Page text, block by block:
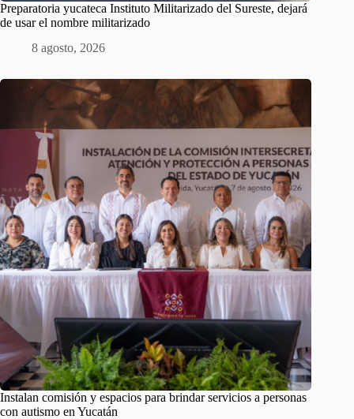
Preparatoria yucateca Instituto Militarizado del Sureste, dejará
de usar el nombre militarizado
8 agosto, 2026
Instalan comisión y espacios para brindar servicios a personas
con autismo en Yucatán